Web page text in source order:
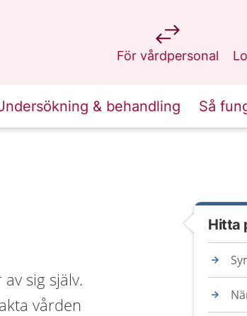
För vårdpersonal
på 1177.se
& behandling Så
sig själv.
vården
Hitta